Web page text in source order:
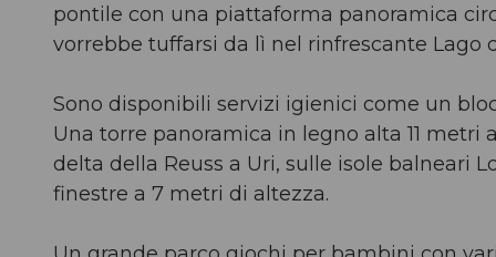
pontile con una piattaforma panoramica
vorrebbe tuffarsi da lì nel rinfrescante Lago
Sono disponibili servizi igienici come un
Una torre panoramica in legno alta 11 metri
delta della Reuss a Uri, sulle isole balneari
finestre a 7 metri di altezza.